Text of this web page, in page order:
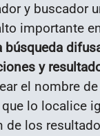
y buscador
importante
búsqueda
y
el nombre
lo localice
de los